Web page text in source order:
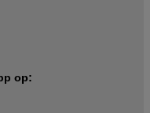
op: